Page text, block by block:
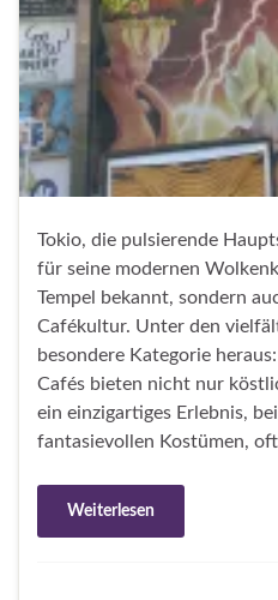
Tokio, die pulsierende
für seine modernen
Tempel bekannt, sondern
Cafékultur. Unter den
besondere Kategorie
Cafés bieten nicht nur
ein einzigartiges Erlebnis,
fantasievollen Kostümen,
Weiterlesen